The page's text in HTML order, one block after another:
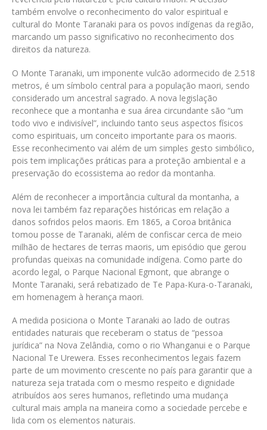
também envolve o reconhecimento do valor espiritual e
cultural do Monte Taranaki para os povos indígenas da região,
marcando um passo significativo no reconhecimento dos
direitos da natureza.
O Monte Taranaki, um imponente vulcão adormecido de 2.518
metros, é um símbolo central para a população maori, sendo
considerado um ancestral sagrado. A nova legislação
reconhece que a montanha e sua área circundante são “um
todo vivo e indivisível”, incluindo tanto seus aspectos físicos
como espirituais, um conceito importante para os maoris.
Esse reconhecimento vai além de um simples gesto simbólico,
pois tem implicações práticas para a proteção ambiental e a
preservação do ecossistema ao redor da montanha.
Além de reconhecer a importância cultural da montanha, a
nova lei também faz reparações históricas em relação a
danos sofridos pelos maoris. Em 1865, a Coroa britânica
tomou posse de Taranaki, além de confiscar cerca de meio
milhão de hectares de terras maoris, um episódio que gerou
profundas queixas na comunidade indígena. Como parte do
acordo legal, o Parque Nacional Egmont, que abrange o
Monte Taranaki, será rebatizado de Te Papa-Kura-o-Taranaki,
em homenagem à herança maori.
A medida posiciona o Monte Taranaki ao lado de outras
entidades naturais que receberam o status de “pessoa
jurídica” na Nova Zelândia, como o rio Whanganui e o Parque
Nacional Te Urewera. Esses reconhecimentos legais fazem
parte de um movimento crescente no país para garantir que a
natureza seja tratada com o mesmo respeito e dignidade
atribuídos aos seres humanos, refletindo uma mudança
cultural mais ampla na maneira como a sociedade percebe e
lida com os elementos naturais.